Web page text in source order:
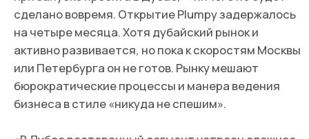
проходить путь гостя. Следующий этап для
меня — отказаться от кофеина.
ЧТО ПОМОГАЕТ НЕ СДАВАТЬСЯ?
Вера в себя. Семья, велоспорт, узнавать новое,